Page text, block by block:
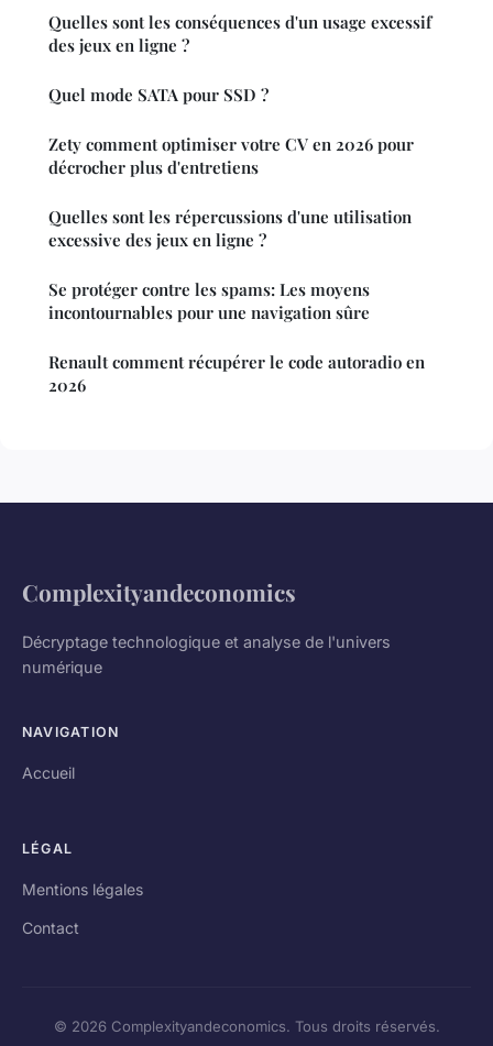
Quelles sont les conséquences d'un usage excessif
des jeux en ligne ?
Quel mode SATA pour SSD ?
Zety comment optimiser votre CV en 2026 pour
décrocher plus d'entretiens
Quelles sont les répercussions d'une utilisation
excessive des jeux en ligne ?
Se protéger contre les spams: Les moyens
incontournables pour une navigation sûre
Renault comment récupérer le code autoradio en
2026
Complexityandeconomics
Décryptage technologique et analyse de l'univers
numérique
NAVIGATION
Accueil
LÉGAL
Mentions légales
Contact
© 2026 Complexityandeconomics. Tous droits réservés.